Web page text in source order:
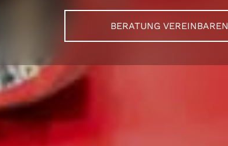
BERATUNG VEREINBAREN